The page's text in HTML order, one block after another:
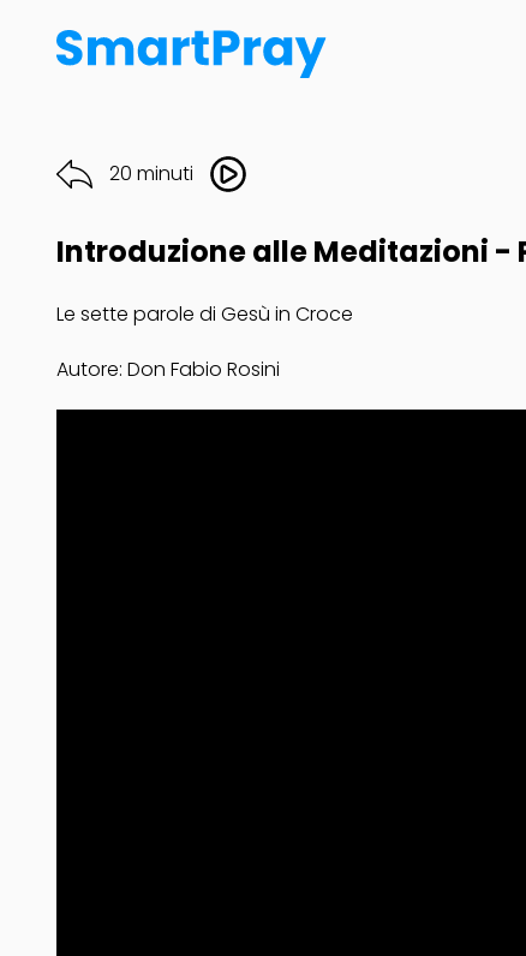
20 minuti
Introduzione alle Meditazioni -
Le sette parole di Gesù in Croce
Autore: Don Fabio Rosini